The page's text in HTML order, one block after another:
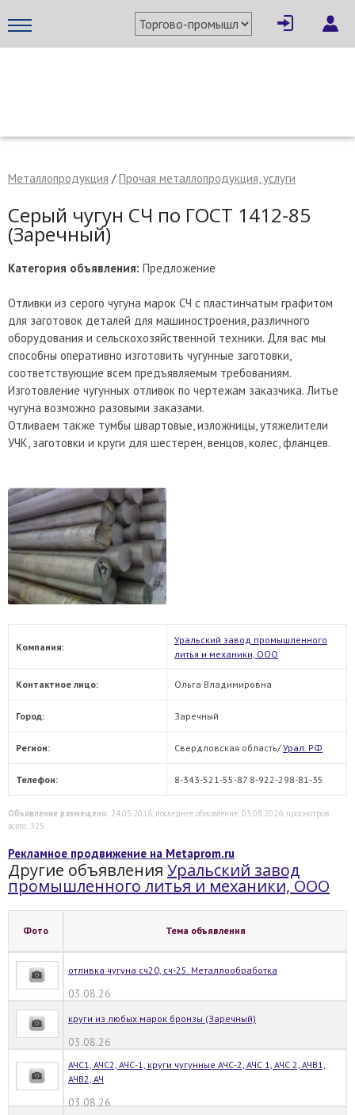
Металлопродукция /Прочая металлопродукция, услуги
Серый чугун СЧ по ГОСТ 1412-85
(Заречный)
Категория объявления: Предложение
Отливки из серого чугуна марок СЧ с пластинчатым графитом
для заготовок деталей для машиностроения, различного
оборудования и сельскохозяйственной техники. Для вас мы
способны оперативно изготовить чугунные заготовки,
соответствующие всем предъявляемым требованиям.
Изготовление чугунных отливок по чертежам заказчика. Литье
чугуна возможно разовыми заказами.
Отливаем также тумбы швартовые, изложницы, утяжелители
УЧК, заготовки и круги для шестерен, венцов, колес, фланцев.
× Написать поставщику
Отмена Отправить сообщение
Компания:
Уральский завод промышленного
литья и механики, ООО
Контактное лицо: Ольга Владимировна
Город: Заречный
Регион: Свердловская область/Урал. РФ
Телефон: 8-343-521-55-87 8-922-298-81-35
Объявление размещено: 24.05.2018, последнее обновление: 03.08.2026, просмотров
всего: 325.
Рекламное продвижение на Metaprom.ru
Другие объявления Уральский завод
промышленного литья и механики, ООО
Фото Тема объявления
отливка чугуна сч20, сч-25. Металлообработка
03.08.26
круги из любых марок бронзы (Заречный)
03.08.26
АЧС1, АЧС2, АЧС-1, круги чугунные АЧС-2, АЧС 1, АЧС 2, АЧВ1,
АЧВ2, АЧ
03.08.26